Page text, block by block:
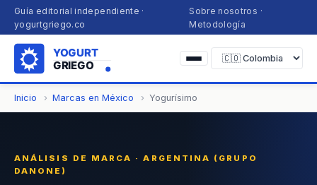
Guía editorial independiente ·
yogurtgriego.co
Sobre nosotros ·
Metodología
Inicio Marcas en México Yogurísimo
ANÁLISIS DE MARCA · ARGENTINA (GRUPO
DANONE)